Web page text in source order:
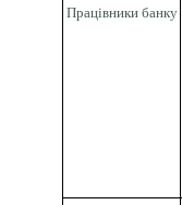
Працівники банку